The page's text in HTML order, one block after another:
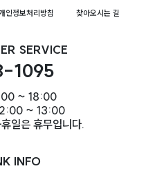
인정보처리방침 찾아오시는 길
SERVICE
1095
~ 18:00
~ 13:00
일은 휴무입니다.
INFO